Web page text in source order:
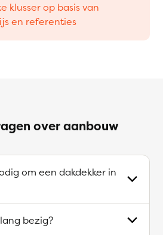
klusser op basis van
en referenties
over aanbouw
om een dakdekker in
bezig?